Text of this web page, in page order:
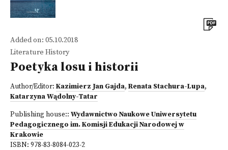
Added on: 05.10.2018
Literature History
Poetyka losu i historii
Author/Editor: Kazimierz Jan Gajda, Renata Stachura-Lupa,
Katarzyna Wądolny-Tatar
Publishing house:: Wydawnictwo Naukowe Uniwersytetu
Pedagogicznego im. Komisji Edukacji Narodowej w
Krakowie
ISBN: 978-83-8084-023-2